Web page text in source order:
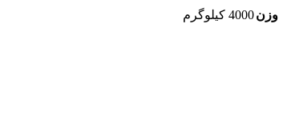
وزن4000 کیلوگرم